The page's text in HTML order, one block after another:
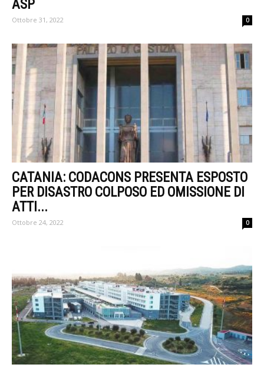
ASP
Ottobre 31, 2022 0
CATANIA: CODACONS PRESENTA ESPOSTO
PER DISASTRO COLPOSO ED OMISSIONE DI
ATTI...
Ottobre 24, 2022 0